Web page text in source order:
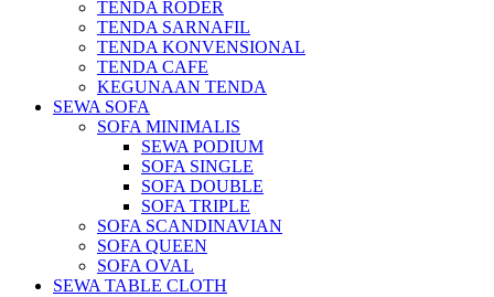
TENDA RODER
TENDA SARNAFIL
TENDA KONVENSIONAL
TENDA CAFE
KEGUNAAN TENDA
SEWA SOFA
SOFA MINIMALIS
SEWA PODIUM
SOFA SINGLE
SOFA DOUBLE
SOFA TRIPLE
SOFA SCANDINAVIAN
SOFA QUEEN
SOFA OVAL
SEWA TABLE CLOTH